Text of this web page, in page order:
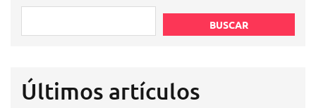
BUSCAR
Últimos artículos